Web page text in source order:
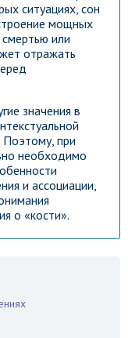
ситуациях, сон
мощных
или
отражать
значения в
Поэтому, при
необходимо
и ассоциации,
о «кости».